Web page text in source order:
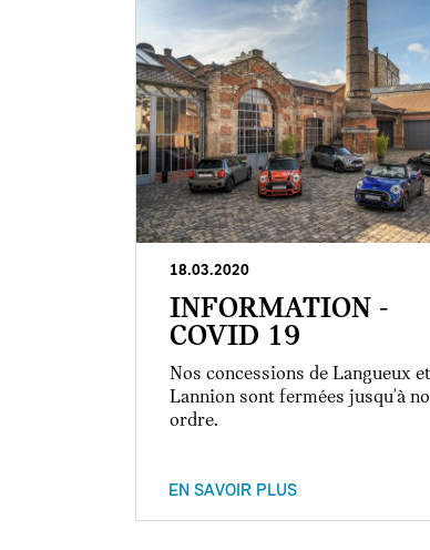
18.03.2020
INFORMATION -
COVID 19
Nos concessions de Langueux et
Lannion sont fermées jusqu'à
ordre.
EN SAVOIR PLUS